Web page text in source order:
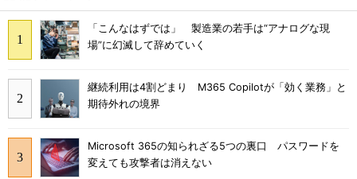
「こんなはずでは」 製造業の若手は“アナログな現
場”に幻滅して辞めていく
継続利用は4割どまり M365 Copilotが「効く業務」と
期待外れの境界
Microsoft 365の知られざる5つの裏口 パスワードを
変えても攻撃者は消えない